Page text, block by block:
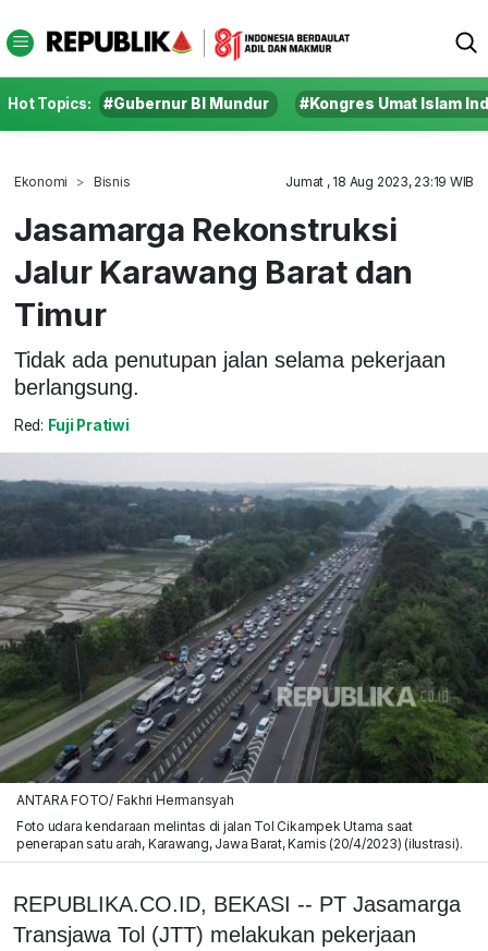
Hot Topics: #Gubernur BI Mundur #Kongres Umat Islam
Ekonomi Bisnis Jumat , 18 Aug 2023, 23:19 WIB
Jasamarga Rekonstruksi
Jalur Karawang Barat dan
Timur
Tidak ada penutupan jalan selama pekerjaan
berlangsung.
Red: Fuji Pratiwi
ANTARA FOTO/ Fakhri Hermansyah
Foto udara kendaraan melintas di jalan Tol Cikampek Utama saat
penerapan satu arah, Karawang, Jawa Barat, Kamis (20/4/2023) (ilustrasi).
REPUBLIKA.CO.ID, BEKASI -- PT Jasamarga
Transjawa Tol (JTT) melakukan pekerjaan